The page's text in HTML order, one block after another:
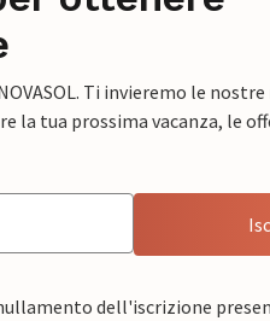
Ti invieremo le
la tua prossima vacanza, le
dell'iscrizione